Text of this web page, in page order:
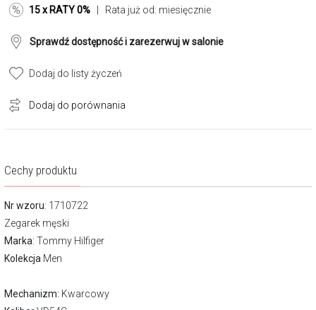
Cechy produktu
Nr wzoru: 1710722
Zegarek męski
Marka: Tommy Hilfiger
Kolekcja Men
Mechanizm: Kwarcowy
15 x RATY 0% | Rata już od: miesięcznie
Sprawdź dostępność i zarezerwuj w salonie
Dodaj do listy życzeń
Dodaj do porównania